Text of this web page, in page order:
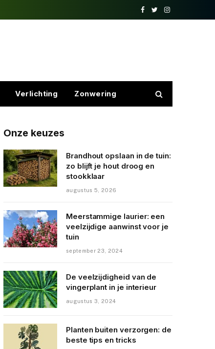
Facebook
TwitterInstagram
Verlichting Zonwering
Onze keuzes
Brandhout opslaan in de tuin:
zo blijft je hout droog en
stookklaar
augustus 5, 2026
Meerstammige laurier: een
veelzijdige aanwinst voor je
tuin
september 23, 2024
De veelzijdigheid van de
vingerplant in je interieur
augustus 3, 2024
Planten buiten verzorgen: de
beste tips en tricks